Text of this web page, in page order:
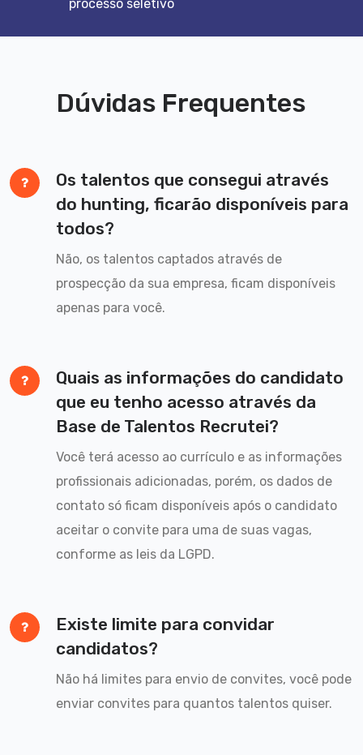
processo seletivo
Dúvidas Frequentes
Os talentos que consegui através
do hunting, ficarão disponíveis para
todos?
Não, os talentos captados através de
prospecção da sua empresa, ficam disponíveis
apenas para você.
Quais as informações do candidato
que eu tenho acesso através da
Base de Talentos Recrutei?
Você terá acesso ao currículo e as informações
profissionais adicionadas, porém, os dados de
contato só ficam disponíveis após o candidato
aceitar o convite para uma de suas vagas,
conforme as leis da LGPD.
Existe limite para convidar
candidatos?
Não há limites para envio de convites, você pode
enviar convites para quantos talentos quiser.